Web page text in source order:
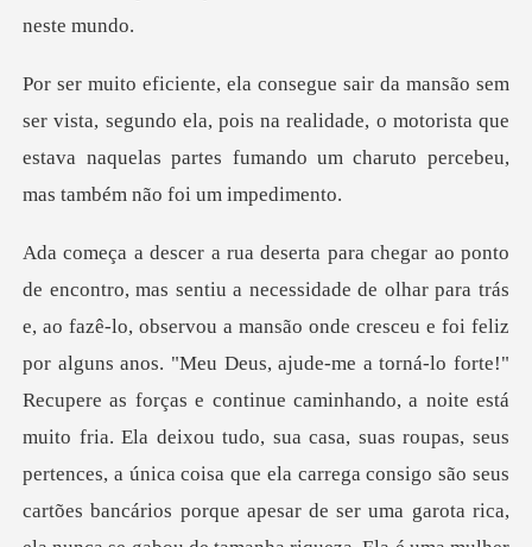
segundo ela, pois na realidade, o motorista que
estava naquelas pa
guns anos. "Meu Deus, ajude-me a torná-lo forte!"
Recupere as forças e continue caminhando, a noite está
muito fria. Ela deixou tudo, sua casa, suas roupas, seus
pertences, a ú